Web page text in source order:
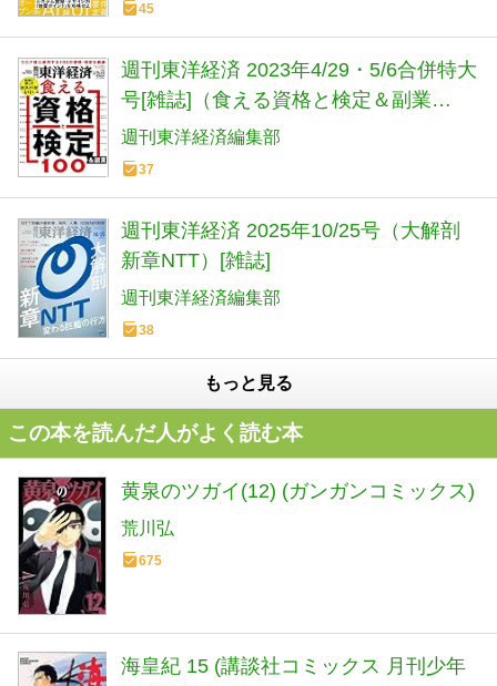
45
週刊東洋経済 2023年4/29・5/6合併特大
号[雑誌]（食える資格と検定＆副業
100）
週刊東洋経済編集部
37
週刊東洋経済 2025年10/25号（大解剖
新章NTT）[雑誌]
週刊東洋経済編集部
38
もっと見る
この本を読んだ人がよく読む本
黄泉のツガイ(12) (ガンガンコミックス)
荒川弘
675
海皇紀 15 (講談社コミックス 月刊少年